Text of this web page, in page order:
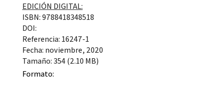
EDICIÓN DIGITAL:
ISBN: 9788418348518
DOI:
Referencia: 16247-1
Fecha: noviembre, 2020
Tamaño: 354 (2.10 MB)
Formato: